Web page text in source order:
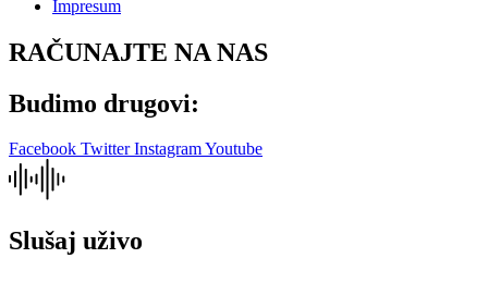
Impresum
RAČUNAJTE NA NAS
Budimo drugovi:
Facebook Twitter InstagramYoutube
Slušaj uživo